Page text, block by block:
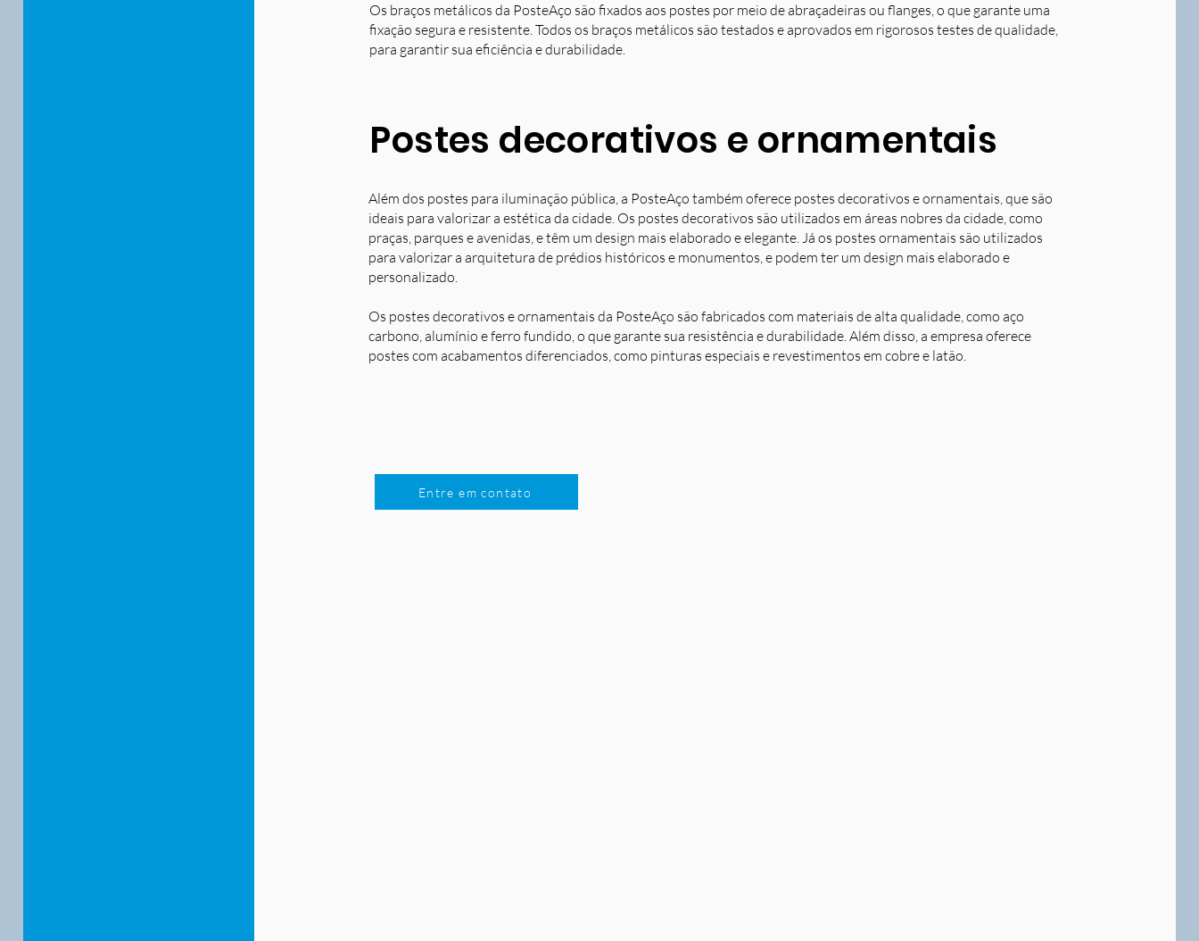
Os braços metálicos da PosteAço são fixados aos postes por meio de abraçadeiras ou flanges, o que garante uma
fixação segura e resistente. Todos os braços metálicos são testados e aprovados em rigorosos testes de qualidade,
para garantir sua eficiência e durabilidade.
Postes decorativos e ornamentais
Além dos postes para iluminação pública, a PosteAço também oferece postes decorativos e ornamentais, que são
ideais para valorizar a estética da cidade. Os postes decorativos são utilizados em áreas nobres da cidade, como
praças, parques e avenidas, e têm um design mais elaborado e elegante. Já os postes ornamentais são utilizados
para valorizar a arquitetura de prédios históricos e monumentos, e podem ter um design mais elaborado e
personalizado.
Os postes decorativos e ornamentais da PosteAço são fabricados com materiais de alta qualidade, como aço
carbono, alumínio e ferro fundido, o que garante sua resistência e durabilidade. Além disso, a empresa oferece
postes com acabamentos diferenciados, como pinturas especiais e revestimentos em cobre e latão.
Entre em contato